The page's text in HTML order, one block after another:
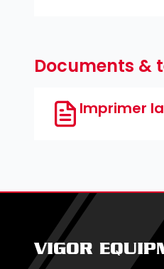
Documents &
Imprimer
VIGOR